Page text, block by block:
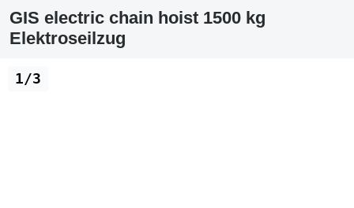
GIS electric chain hoist 1500 kg
Elektroseilzug
1/3